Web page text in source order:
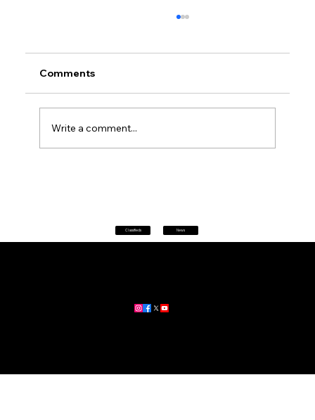
Classifieds News
Comments
Write a comment...
updates, and stories from Australia and Sri Lanka.
Stay informed with breaking news, business insights,